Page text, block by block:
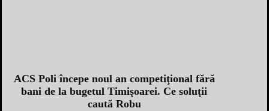
ACS Poli începe noul an competiţional fără
bani de la bugetul Timişoarei. Ce soluţii
caută Robu